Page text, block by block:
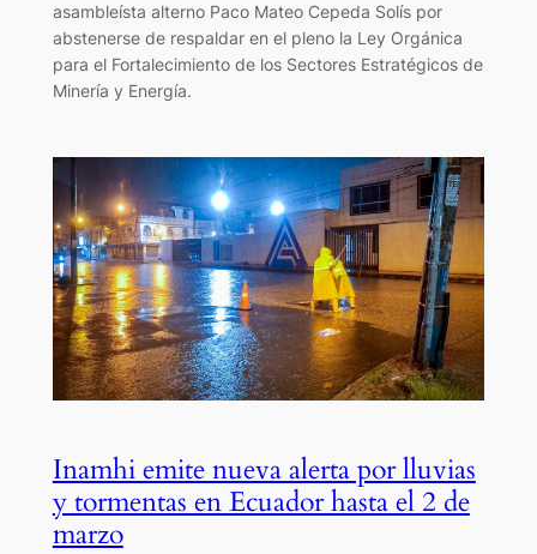
asambleísta alterno Paco Mateo Cepeda Solís por
abstenerse de respaldar en el pleno la Ley Orgánica
para el Fortalecimiento de los Sectores Estratégicos de
Minería y Energía.
Inamhi emite nueva alerta por lluvias
y tormentas en Ecuador hasta el 2 de
marzo